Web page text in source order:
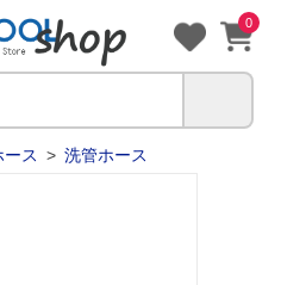
0
ス > 洗管ホース